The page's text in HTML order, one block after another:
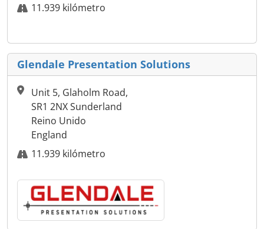
11.939 kilómetro
Glendale Presentation Solutions
Unit 5, Glaholm Road,
SR1 2NX Sunderland
Reino Unido
England
11.939 kilómetro